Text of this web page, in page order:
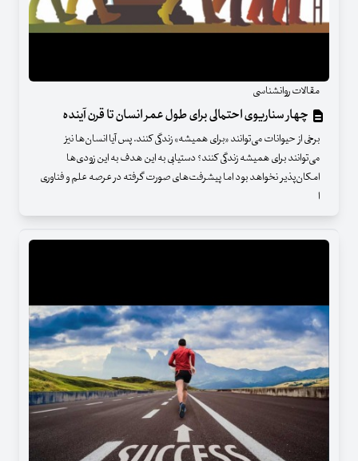
مقالات روانشناسی
چهار سناریوی احتمالی برای طول عمر انسان تا قرن آینده
برخی از حیوانات می‌توانند «برای همیشه» زندگی کنند. پس آیا انسان‌ها نیز
می‌توانند برای همیشه زندگی کنند؟ دستیابی به این هدف به این زودی‌ها
امکان‌پذیر نخواهد بود اما پیشرفت‌های صورت گرفته در عرصه علم و فناوری
ا